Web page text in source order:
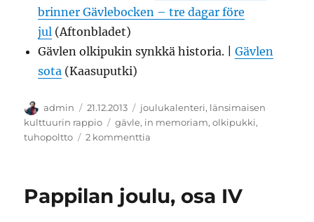
brinner Gävlebocken – tre dagar före
jul (Aftonbladet)
Gävlen olkipukin synkkä historia. |Gävlen
sota (Kaasuputki)
Kirjoittaja
admin Julkaistu
21.12.2013 Kategoriat
joulukalenteri, länsimaisen
kulttuurin rappio
Avainsanat
gävle, in memoriam,olkipukki,
tuhopoltto
2 kommenttia
kuollut
Pappilan joulu, osa IV